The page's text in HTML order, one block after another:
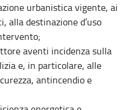
urbanistica vigente, ai
alla destinazione d’uso
aventi incidenza sulla
e, in particolare, alle
antincendio e